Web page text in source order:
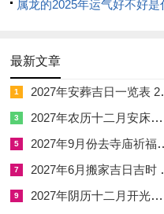
日、四月二十日，四月廿二
天喜、玉堂，金匮、司命等
基稳固，家运昌隆，然各日
辰八字与生肖属相细细斟酌
四月上旬吉日详解（初一日
阳历2026年5月17日
看富豪
属龙的2025年运气好不好是
2025年属龙人的全年运势
最新文章
1 2027年安葬吉日一览表 2027年12月安葬吉日一览表
3 2027年农历十二月安床吉日 2027年正月安床吉日吉时查询
5 2027年9月份去寺庙祈福的日子 2027年5月去寺庙吉日一览表
7 2027年6月搬家吉日吉时 2027年农历6月搬家吉日一览表
9 2027年阴历十二月开光吉日 2027年12月开光吉日一览表